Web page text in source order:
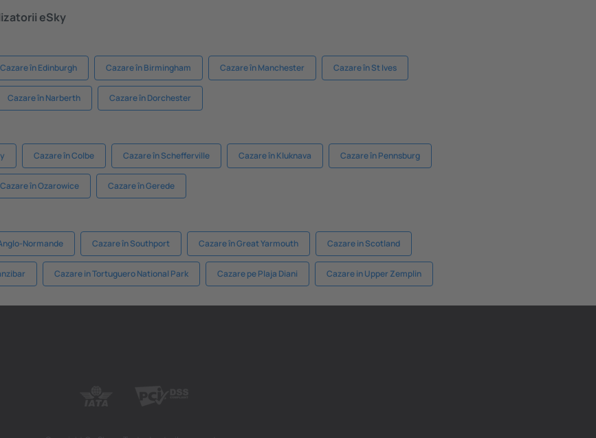
eSky
Cazare în Edinburgh Cazare în Birmingham Cazare în Manchester Cazare în St Ives
Cazare în Narberth Cazare în Dorchester
Cazare în Colbe Cazare în Schefferville Cazare în Kluknava Cazare în Pennsburg
Cazare în Ozarowice Cazare în Gerede
Normande Cazare în Southport Cazare în Great Yarmouth Cazare in Scotland
Cazare in Tortuguero National Park Cazare pe Plaja Diani Cazare in Upper Zemplin